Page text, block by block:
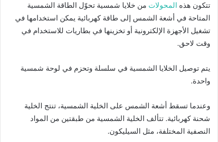
تتكون هذه المحولات من خلايا شمسية تحوّل الطاقة الشمسية
المتاحة في أشعة الشمس إلى طاقة كهربائية يمكن استخدامها في
تشغيل الأجهزة الإلكترونية أو تخزينها في بطاريات للاستخدام في
وقت لاحق.
يتم توصيل الخلايا الشمسية في سلسلة وتحزم في لوحة شمسية
واحدة.
وعندما تسقط أشعة الشمس على الخلية الشمسية، تنتج الخلية
شحنة كهربائية. تتألف الخلية الشمسية من طبقتين من المواد
النصفية المختلفة، مثل السيليكون.